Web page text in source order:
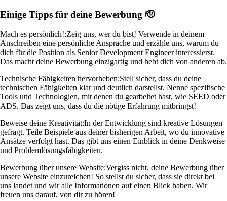
Einige Tipps für deine Bewerbung 🫡
Mach es persönlich!:Zeig uns, wer du bist! Verwende in deinem
Anschreiben eine persönliche Ansprache und erzähle uns, warum du
dich für die Position als Senior Development Engineer interessierst.
Das macht deine Bewerbung einzigartig und hebt dich von anderen ab.
Technische Fähigkeiten hervorheben:Stell sicher, dass du deine
technischen Fähigkeiten klar und deutlich darstellst. Nenne spezifische
Tools und Technologien, mit denen du gearbeitet hast, wie SEED oder
ADS. Das zeigt uns, dass du die nötige Erfahrung mitbringst!
Beweise deine Kreativität:In der Entwicklung sind kreative Lösungen
gefragt. Teile Beispiele aus deiner bisherigen Arbeit, wo du innovative
Ansätze verfolgt hast. Das gibt uns einen Einblick in deine Denkweise
und Problemlösungsfähigkeiten.
Bewerbung über unsere Website:Vergiss nicht, deine Bewerbung über
unsere Website einzureichen! So stellst du sicher, dass sie direkt bei
uns landet und wir alle Informationen auf einen Blick haben. Wir
freuen uns darauf, von dir zu hören!